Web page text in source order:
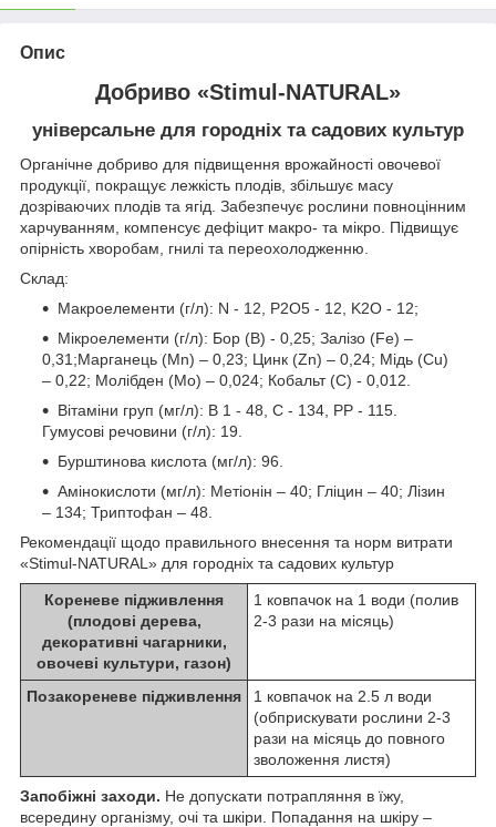
Опис
Добриво «Stimul-NATURAL»
універсальне для городніх та садових культур
Органічне добриво для підвищення врожайності овочевої
продукції, покращує лежкість плодів, збільшує масу
дозріваючих плодів та ягід. Забезпечує рослини повноцінним
харчуванням, компенсує дефіцит макро- та мікро. Підвищує
опірність хворобам, гнилі та переохолодженню.
Склад:
Макроелементи (г/л): N - 12, P2О5 - 12, K2О - 12;
Мікроелементи (г/л): Бор (В) - 0,25; Залізо (Fe) –
0,31;Марганець (Мn) – 0,23; Цинк (Zn) – 0,24; Мідь (Cu)
– 0,22; Молібден (Мо) – 0,024; Кобальт (С) - 0,012.
Вітаміни груп (мг/л): B 1 - 48, C - 134, PP - 115.
Гумусові речовини (г/л): 19.
Бурштинова кислота (мг/л): 96.
Амінокислоти (мг/л): Метіонін – 40; Гліцин – 40; Лізин
– 134; Триптофан – 48.
Рекомендації щодо правильного внесення та норм витрати
«Stimul-NATURAL» для городніх та садових культур
Кореневе підживлення
(плодові дерева,
декоративні чагарники,
овочеві культури, газон)
1 ковпачок на 1 води (полив
2-3 рази на місяць)
Позакореневе підживлення
1 ковпачок на 2.5 л води
(обприскувати рослини 2-3
рази на місяць до повного
зволоження листя)
Запобіжні заходи. Не допускати потрапляння в їжу,
всередину організму, очі та шкіри. Попадання на шкіру –